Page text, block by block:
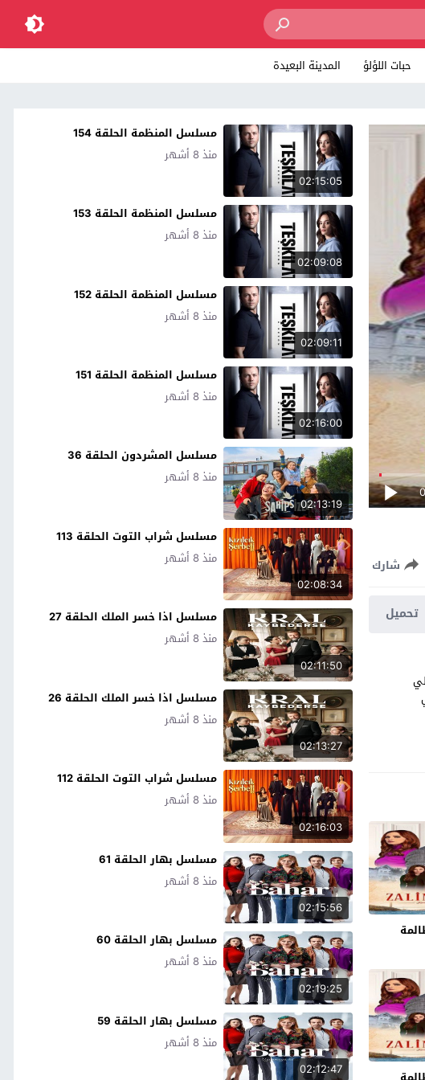
حبات اللؤلؤ المدينة البعيدة
شارك
تحميل
02:15:05
مسلسل المنظمة الحلقة 154
منذ 8 أشهر
02:09:08
مسلسل المنظمة الحلقة 153
منذ 8 أشهر
02:09:11
مسلسل المنظمة الحلقة 152
منذ 8 أشهر
02:16:00
مسلسل المنظمة الحلقة 151
منذ 8 أشهر
02:13:19
مسلسل المشردون الحلقة 36
منذ 8 أشهر
02:08:34
مسلسل شراب التوت الحلقة 113
منذ 8 أشهر
02:11:50
مسلسل اذا خسر الملك الحلقة 27
منذ 8 أشهر
02:13:27
مسلسل اذا خسر الملك الحلقة 26
منذ 8 أشهر
02:16:03
مسلسل شراب التوت الحلقة 112
منذ 8 أشهر
02:15:56
مسلسل بهار الحلقة 61
منذ 8 أشهر
02:19:25
مسلسل بهار الحلقة 60
منذ 8 أشهر
02:12:47
مسلسل بهار الحلقة 59
منذ 8 أشهر